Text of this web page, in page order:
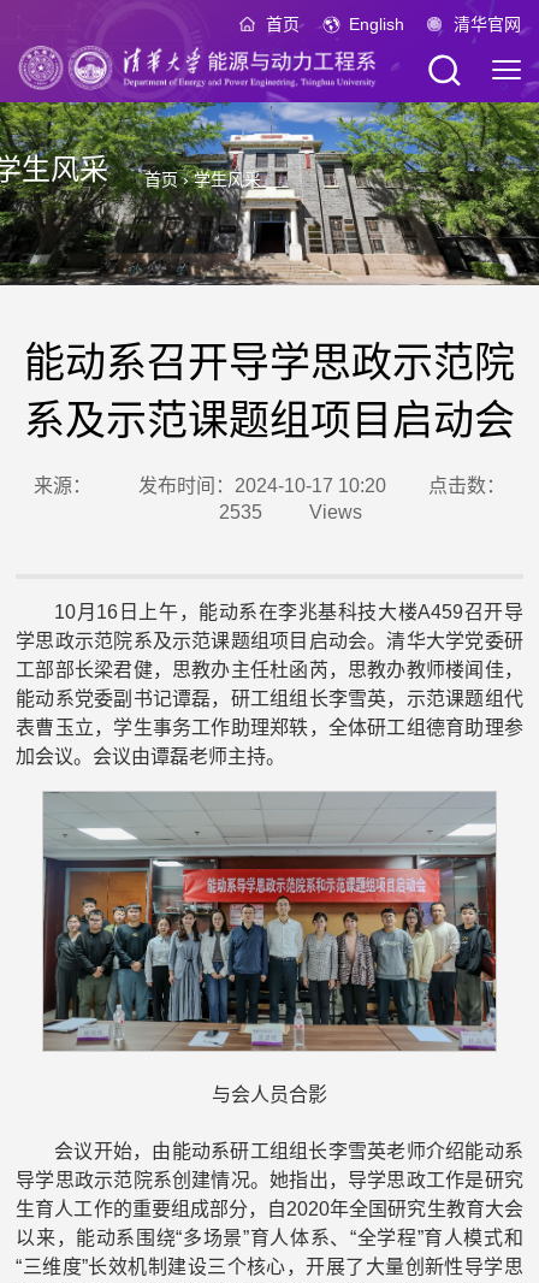
首页 English 清华官网
生风采 首页›学生风采
能动系召开导学思政示范院
系及示范课题组项目启动会
来源： 发布时间：2024-10-17 10:20
点击数：
2535
Views
10月16日上午，能动系在李兆基科技大楼A459召开导
学思政示范院系及示范课题组项目启动会。清华大学党委研
工部部长梁君健，思教办主任杜函芮，思教办教师楼闻佳，
能动系党委副书记谭磊，研工组组长李雪英，示范课题组代
表曹玉立，学生事务工作助理郑轶，全体研工组德育助理参
加会议。会议由谭磊老师主持。
与会人员合影
会议开始，由能动系研工组组长李雪英老师介绍能动系
导学思政示范院系创建情况。她指出，导学思政工作是研究
生育人工作的重要组成部分，自2020年全国研究生教育大会
以来，能动系围绕“多场景”育人体系、“全学程”育人模式和
“三维度”长效机制建设三个核心，开展了大量创新性导学思